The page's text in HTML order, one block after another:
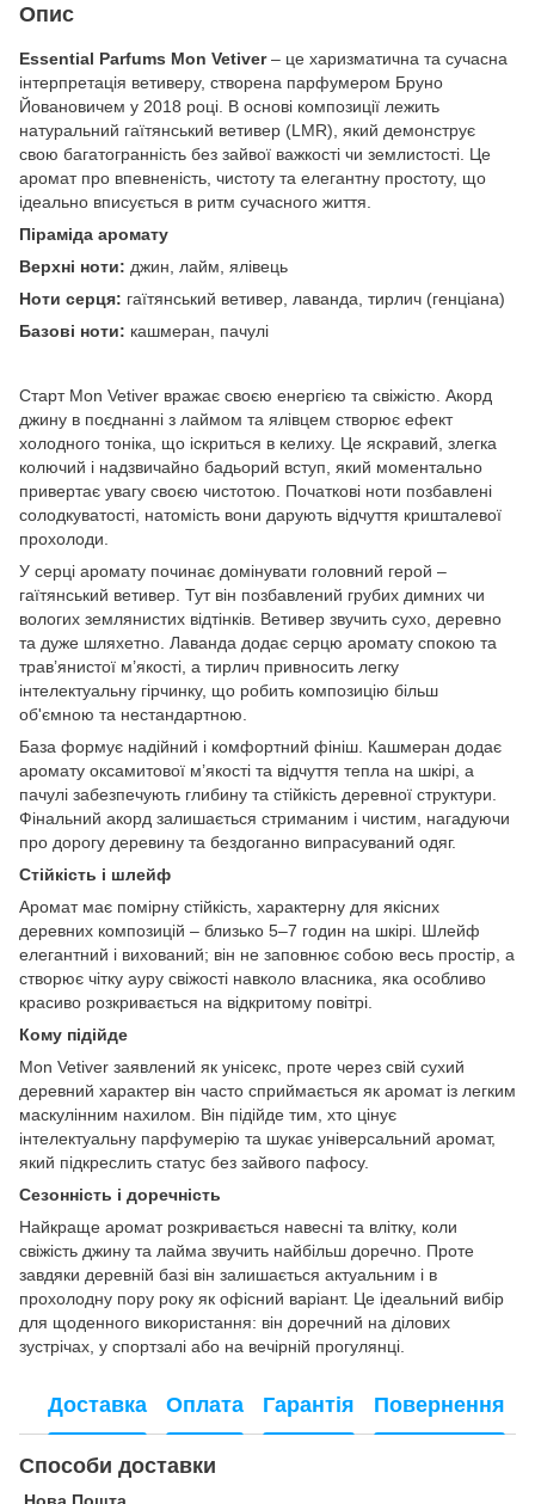
Опис
Essential Parfums Mon Vetiver– це харизматична та сучасна
інтерпретація ветиверу, створена парфумером Бруно
Йовановичем у 2018 році. В основі композиції лежить
натуральний гаїтянський ветивер (LMR), який демонструє
свою багатогранність без зайвої важкості чи землистості. Це
аромат про впевненість, чистоту та елегантну простоту, що
ідеально вписується в ритм сучасного життя.
Піраміда аромату
Верхні ноти: джин, лайм, ялівець
Ноти серця: гаїтянський ветивер, лаванда, тирлич (генціана)
Базові ноти: кашмеран, пачулі
Старт Mon Vetiver вражає своєю енергією та свіжістю. Акорд
джину в поєднанні з лаймом та ялівцем створює ефект
холодного тоніка, що іскриться в келиху. Це яскравий, злегка
колючий і надзвичайно бадьорий вступ, який моментально
привертає увагу своєю чистотою. Початкові ноти позбавлені
солодкуватості, натомість вони дарують відчуття кришталевої
прохолоди.
У серці аромату починає домінувати головний герой –
гаїтянський ветивер. Тут він позбавлений грубих димних чи
вологих землянистих відтінків. Ветивер звучить сухо, деревно
та дуже шляхетно. Лаванда додає серцю аромату спокою та
трав’янистої м’якості, а тирлич привносить легку
інтелектуальну гірчинку, що робить композицію більш
об'ємною та нестандартною.
База формує надійний і комфортний фініш. Кашмеран додає
аромату оксамитової м’якості та відчуття тепла на шкірі, а
пачулі забезпечують глибину та стійкість деревної структури.
Фінальний акорд залишається стриманим і чистим, нагадуючи
про дорогу деревину та бездоганно випрасуваний одяг.
Стійкість і шлейф
Аромат має помірну стійкість, характерну для якісних
деревних композицій – близько 5–7 годин на шкірі. Шлейф
елегантний і вихований; він не заповнює собою весь простір, а
створює чітку ауру свіжості навколо власника, яка особливо
красиво розкривається на відкритому повітрі.
Кому підійде
Mon Vetiver заявлений як унісекс, проте через свій сухий
деревний характер він часто сприймається як аромат із легким
маскулінним нахилом. Він підійде тим, хто цінує
інтелектуальну парфумерію та шукає універсальний аромат,
який підкреслить статус без зайвого пафосу.
Сезонність і доречність
Найкраще аромат розкривається навесні та влітку, коли
свіжість джину та лайма звучить найбільш доречно. Проте
завдяки деревній базі він залишається актуальним і в
прохолодну пору року як офісний варіант. Це ідеальний вибір
для щоденного використання: він доречний на ділових
зустрічах, у спортзалі або на вечірній прогулянці.
Доставка Оплата Гарантія Повернення
Способи доставки